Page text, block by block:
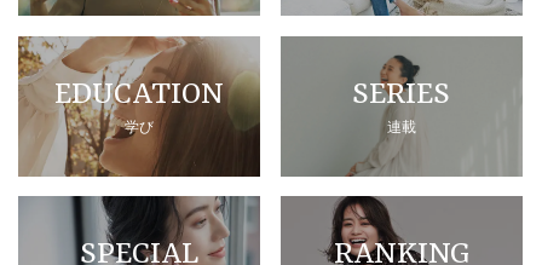
EDUCATION
学び
SERIES
連載
SPECIAL RANKING